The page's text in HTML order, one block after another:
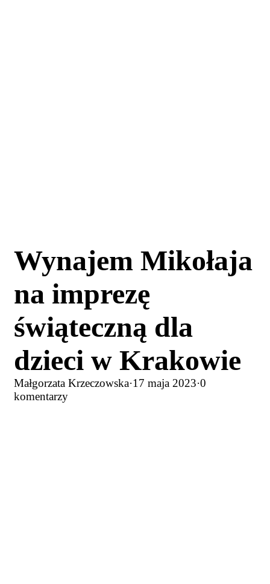
Wynajem Mikołaja
na imprezę
świąteczną dla
dzieci w Krakowie
Małgorzata Krzeczowska·17 maja 2023·0
komentarzy